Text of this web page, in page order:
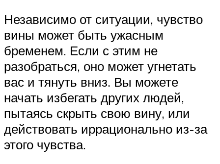
Независимо от ситуации, чувство
вины может быть ужасным
бременем. Если с этим не
разобраться, оно может угнетать
вас и тянуть вниз. Вы можете
начать избегать других людей,
пытаясь скрыть свою вину, или
действовать иррационально из-за
этого чувства.